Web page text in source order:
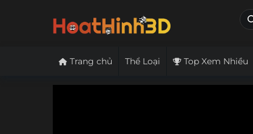
Trang chủ Thể Loại Top Xem Nhiều